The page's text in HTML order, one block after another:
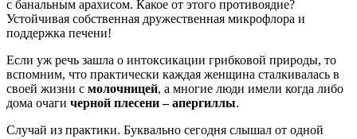
с банальным арахисом. Какое от этого противоядие?
Устойчивая собственная дружественная микрофлора и
поддержка печени!
Если уж речь зашла о интоксикации грибковой природы, то
вспомним, что практически каждая женщина сталкивалась в
своей жизни с молочницей, а многие люди имели когда либо
дома очаги черной плесени – апергиллы.
Случай из практики. Буквально сегодня слышал от одной